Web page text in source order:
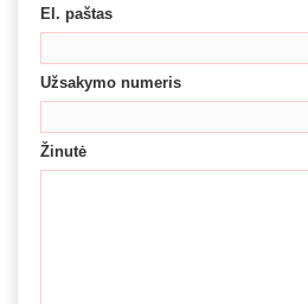
El. paštas
Užsakymo numeris
Žinutė